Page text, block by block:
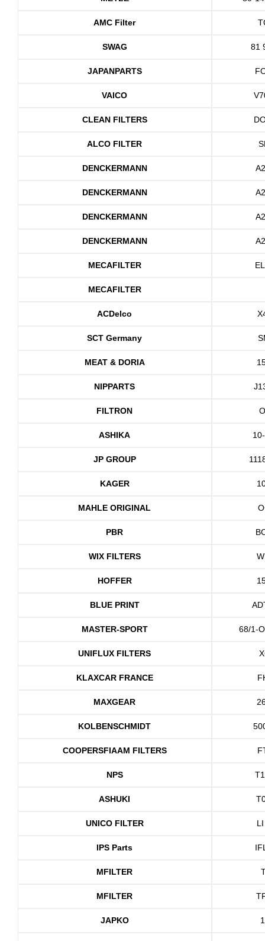
AMC Filter
SWAG 81
JAPANPARTS
VAICO
CLEAN FILTERS
ALCO FILTER
DENCKERMANN
DENCKERMANN
DENCKERMANN
DENCKERMANN
MECAFILTER
MECAFILTER
ACDelco
SCT Germany
MEAT & DORIA
NIPPARTS
FILTRON
ASHIKA
JP GROUP
KAGER
MAHLE ORIGINAL
PBR
WIX FILTERS
HOFFER
BLUE PRINT
MASTER-SPORT 68/1-
UNIFLUX FILTERS
KLAXCAR FRANCE
MAXGEAR
KOLBENSCHMIDT
COOPERSFIAAM FILTERS
NPS
ASHUKI
UNICO FILTER
IPS Parts
MFILTER
MFILTER
JAPKO